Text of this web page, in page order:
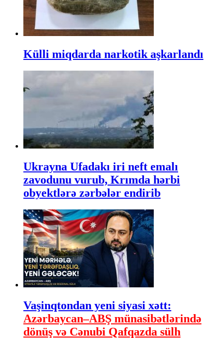
Külli miqdarda narkotik aşkarlandı
Ukrayna Ufadakı iri neft emalı
zavodunu vurub, Krımda hərbi
obyektlərə zərbələr endirib
Vaşinqtondan yeni siyasi xətt:
Azərbaycan–ABŞ münasibətlərində
dönüş və Cənubi Qafqazda sülh